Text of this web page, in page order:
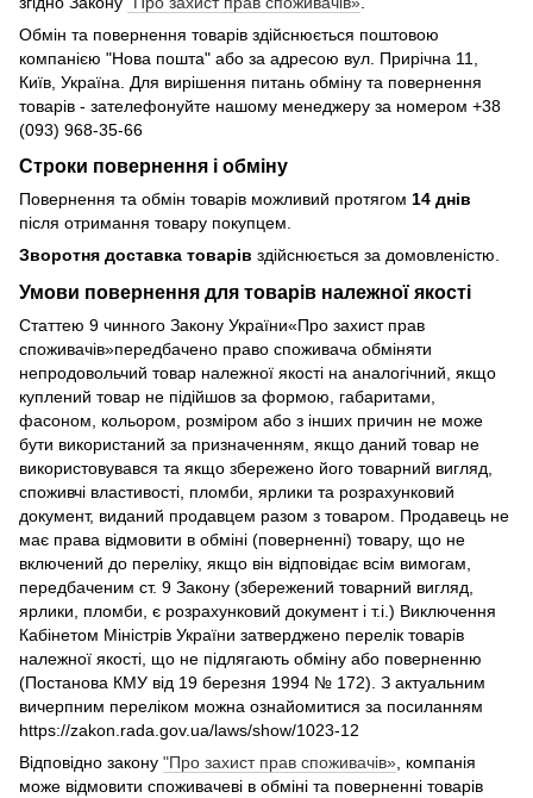
Обмін та повернення товарів здійснюється поштовою
компанією "Нова пошта" або за адресою вул. Прирічна 11,
Київ, Україна. Для вирішення питань обміну та повернення
товарів - зателефонуйте нашому менеджеру за номером +38
(093) 968-35-66
Строки повернення і обміну
Повернення та обмін товарів можливий протягом 14 днів
після отримання товару покупцем.
Зворотня доставка товарів здійснюється за домовленістю.
Умови повернення для товарів належної якості
Статтею 9 чинного Закону України«Про захист прав
споживачів»передбачено право споживача обміняти
непродовольчий товар належної якості на аналогічний, якщо
куплений товар не підійшов за формою, габаритами,
фасоном, кольором, розміром або з інших причин не може
бути використаний за призначенням, якщо даний товар не
використовувався та якщо збережено його товарний вигляд,
споживчі властивості, пломби, ярлики та розрахунковий
документ, виданий продавцем разом з товаром. Продавець не
має права відмовити в обміні (поверненні) товару, що не
включений до переліку, якщо він відповідає всім вимогам,
передбаченим ст. 9 Закону (збережений товарний вигляд,
ярлики, пломби, є розрахунковий документ і т.і.) Виключення
Кабінетом Міністрів України затверджено перелік товарів
належної якості, що не підлягають обміну або поверненню
(Постанова КМУ від 19 березня 1994 № 172). З актуальним
вичерпним переліком можна ознайомитися за посиланням
https://zakon.rada.gov.ua/laws/show/1023-12
Відповідно закону "Про захист прав споживачів» , компанія
може відмовити споживачеві в обміні та поверненні товарів